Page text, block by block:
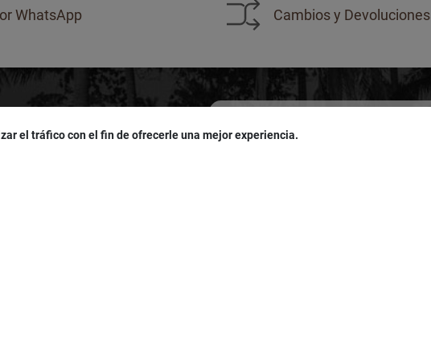
WhatsApp Cambios y Devoluciones
el tráfico con el fin de ofrecerle una mejor experiencia.